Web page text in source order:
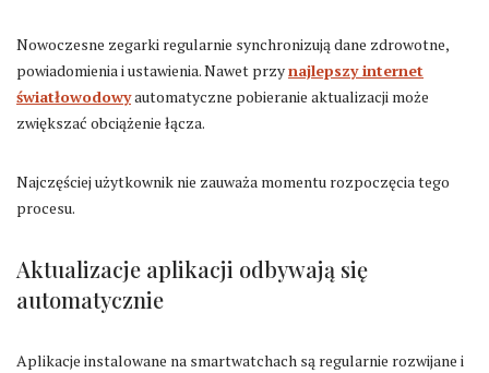
Nowoczesne zegarki regularnie synchronizują dane zdrowotne,
powiadomienia i ustawienia. Nawet przynajlepszy internet
światłowodowyautomatyczne pobieranie aktualizacji może
zwiększać obciążenie łącza.
Najczęściej użytkownik nie zauważa momentu rozpoczęcia tego
procesu.
Aktualizacje aplikacji odbywają się
automatycznie
Aplikacje instalowane na smartwatchach są regularnie rozwijane i